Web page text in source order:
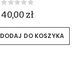
Rating:
0%
40,00 zł
DODAJ DO KOSZYKA